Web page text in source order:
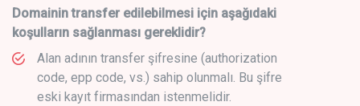
Domainin transfer edilebilmesi için aşağıdaki
koşulların sağlanması gereklidir?
Alan adının transfer şifresine (authorization
code, epp code, vs.) sahip olunmalı. Bu şifre
eski kayıt firmasından istenmelidir.